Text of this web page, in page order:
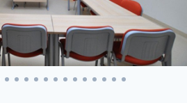
20.09
"Навчання
НАБІР